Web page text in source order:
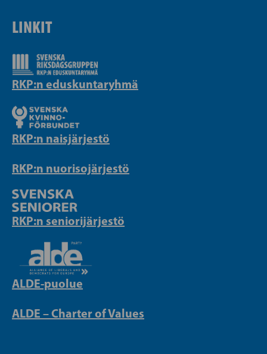
LINKIT
RKP:n eduskuntaryhmä
RKP:n naisjärjestö
RKP:n nuorisojärjestö
RKP:n seniorijärjestö
ALDE-puolue
ALDE – Charter of Values